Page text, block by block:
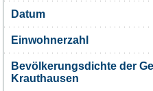
Datum
Einwohnerzahl
Bevölkerungsdichte der
Krauthausen